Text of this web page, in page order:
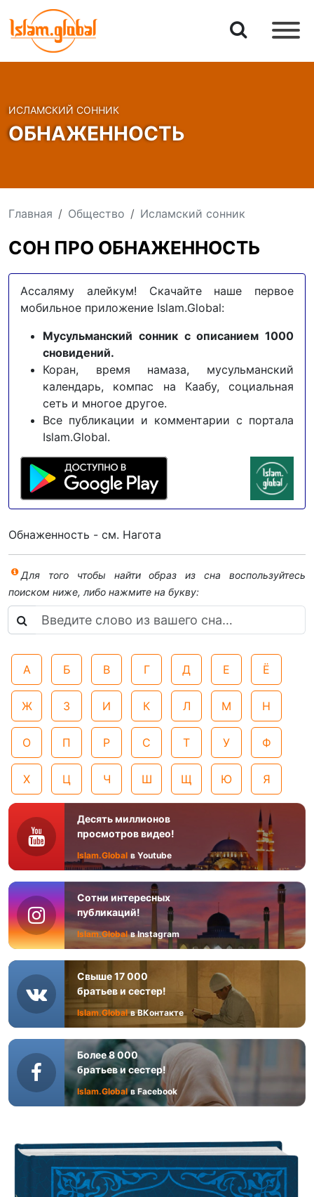
ИСЛАМСКИЙ СОННИК
ОБНАЖЕННОСТЬ
Главная Общество Исламский сонник
СОН ПРО ОБНАЖЕННОСТЬ
Ассаляму алейкум! Скачайте наше первое
мобильное приложение Islam.Global:
Мусульманский сонник с описанием 1000
сновидений.
Коран, время намаза, мусульманский
календарь, компас на Каабу, социальная
сеть и многое другое.
Все публикации и комментарии с портала
Islam.Global.
Обнаженность - см. Нагота
Для того чтобы найти образ из сна воспользуйтесь
поиском ниже, либо нажмите на букву:
А Б В Г Д Е Ё
Ж З И К Л М Н
О П Р С Т У Ф
Х Ц Ч Ш Щ Ю Я
Десять миллионов
просмотров видео!
Islam.Global в Youtube
Сотни интересных
публикаций!
Islam.Global в Instagram
Свыше 17 000
братьев и сестер!
Islam.Global в ВКонтакте
Более 8 000
братьев и сестер!
Islam.Global в Facebook